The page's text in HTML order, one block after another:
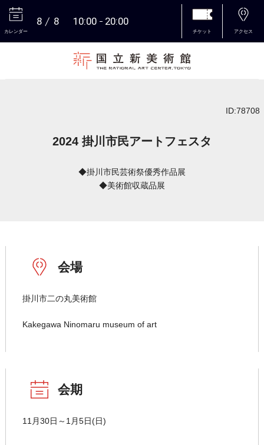
カレンダー
8 8 10:00 20:00
チケット アクセス
ID:78708
2024 掛川市民アートフェスタ
◆掛川市民芸術祭優秀作品展
◆美術館収蔵品展
会場
掛川市二の丸美術館
Kakegawa Ninomaru museum of art
会期
11月30日～1月5日(日)